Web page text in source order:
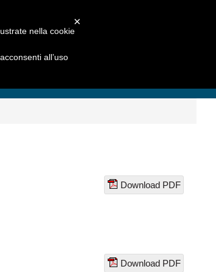
Download PDF
Download PDF
×
nella cookie
all’uso